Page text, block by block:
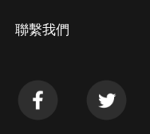
聯繫我們